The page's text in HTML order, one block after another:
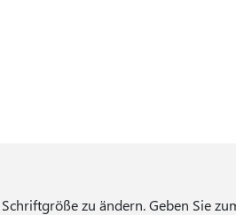
zu ändern. Geben Sie